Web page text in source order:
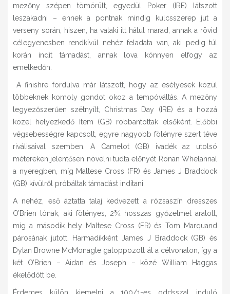
mezőny szépen tömörült, egyedül Poker (IRE) látszott
leszakadni – ennek a pontnak mindig kulcsszerep jut a
verseny során, hiszen, ha valaki itt hátul marad, annak a rövid
célegyenesben rendkívül nehéz feladata van, aki pedig túl
korán indít támadást, annak lova könnyen elfogy az
emelkedőn.
A finishre fordulva már látszott, hogy az esélyesek közül
többeknek komoly gondot okoz a tempóváltás. A mezőny
legyezőszerűen szétnyílt, Christmas Day (IRE) és a hozzá
közel helyezkedő Item (GB) robbantottak elsőként. Előbbi
végsebességre kapcsolt, egyre nagyobb fölényre szert téve
riválisaival szemben. A Camelot (GB) ivadék az utolsó
métereken jelentősen növelni tudta előnyét Ronan Whelannal
a nyeregben, míg Maltese Cross (FR) és James J Braddock
(GB) kívülről próbáltak támadást indítani.
A nehéz, eső áztatta talaj kedvezett a rózsaszín dresszes
O’Brien lónak, aki fölényes, 2¾ hosszas győzelmet aratott,
míg a második hely Maltese Cross (FR) és Tom Marquand
párosának jutott. Harmadikként James J Braddock (GB) és
Dylan Browne McMonagle galoppozott át a célvonalon, így a
két O’Brien – Aidan és Joseph – közé William Haggas
ékelődött be.
Érdemes külön kiemelni a 100/1-es oddsszal induló